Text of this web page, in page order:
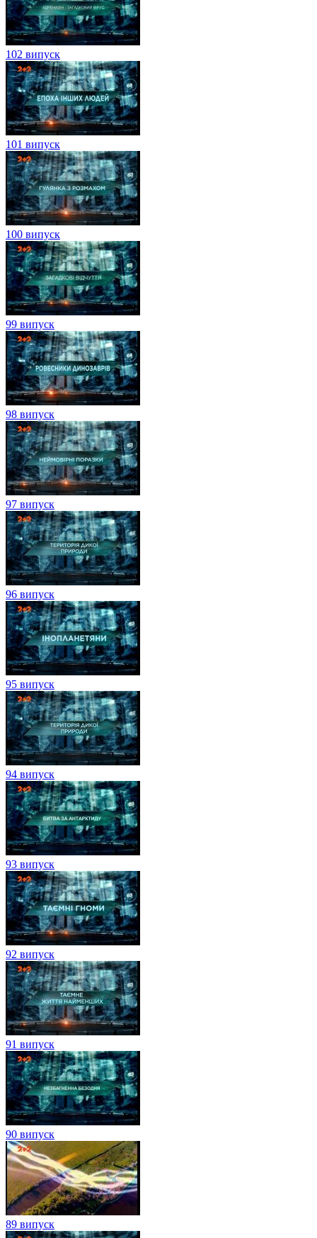
102 випуск
101 випуск
100 випуск
99 випуск
98 випуск
97 випуск
96 випуск
95 випуск
94 випуск
93 випуск
92 випуск
91 випуск
90 випуск
89 випуск